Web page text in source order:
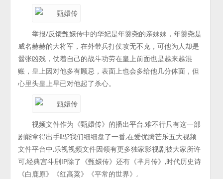
举报/反馈甄嬛传中的华妃是年羹尧的亲妹妹，年羹尧是
威名赫赫的大将军，在外带兵打仗攻无不克，可他为人却是
嚣张凶残，仗着自己的战斗功劳在皇上前面也是越来越混
账，皇上因对他多有顾忌，表面上也会多给他几分体面，但
心里头皇上早已对他起了杀心。
视频文件作为《甄嬛传》的播出平台,难不行只有这一部
剧能拿得出手吗?我们细细盘了一番,在爱优腾芒乐五大视频
文件平台中,乐视视频文件因领有更多独家影视剧被大家所许
可,经典宫斗剧IP除了《甄嬛传》还有《芈月传》,时代历史诗
《白鹿原》《红高粱》《平常的世界》,